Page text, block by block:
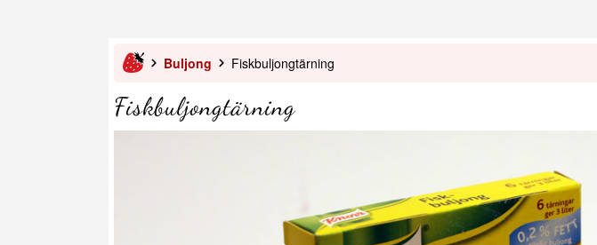
Buljong Fiskbuljongtärning
Fiskbuljongtärning